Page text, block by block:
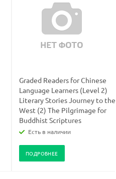
Graded Readers for Chinese
Language Learners (Level 2)
Literary Stories Journey to the
West (2) The Pilgrimage for
Buddhist Scriptures
Есть в наличии
ПОДРОБНЕЕ